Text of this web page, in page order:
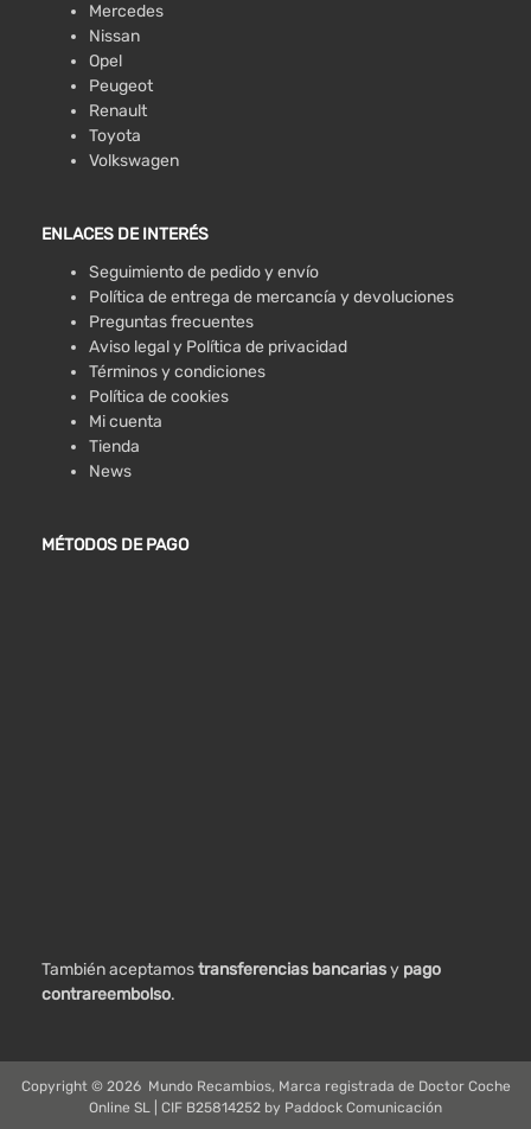
Mercedes
Nissan
Opel
Peugeot
Renault
Toyota
Volkswagen
ENLACES DE INTERÉS
Seguimiento de pedido y envío
Política de entrega de mercancía y devoluciones
Preguntas frecuentes
Aviso legal y Política de privacidad
Términos y condiciones
Política de cookies
Mi cuenta
Tienda
News
MÉTODOS DE PAGO
También aceptamostransferencias bancariasy pago
contrareembolso.
Copyright © 2026 Mundo Recambios, Marca registrada de Doctor Coche
Online SL | CIF B25814252 by Paddock Comunicación